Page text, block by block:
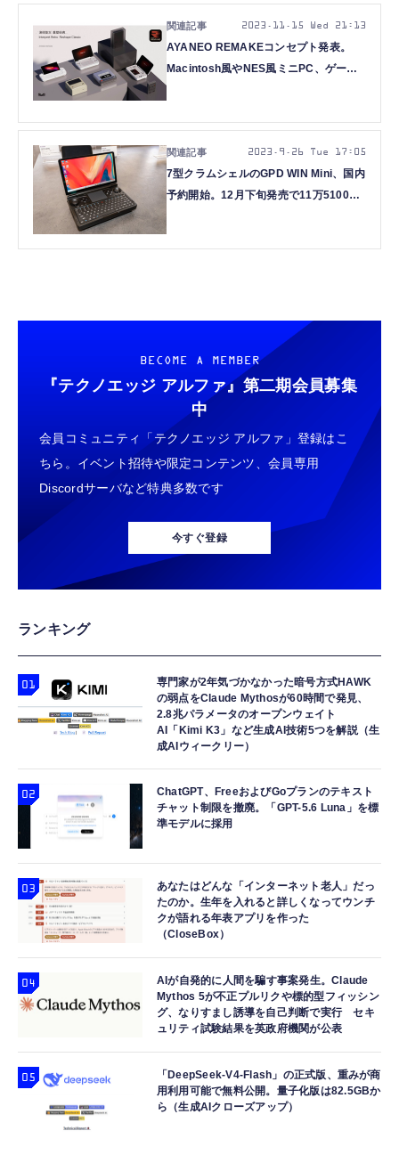
AYANEO REMAKEコンセプト発表。
Macintosh風やNES風ミニPC、ゲーム
2023.11.15 Wed 21:13
7型クラムシェルのGPD WIN Mini、国内
予約開始。12月下旬発売で11万5100円
2023.9.26 Tue 17:05
BECOME A MEMBER
『テクノエッジ アルファ』 第二期会員募集
中
会員コミュニティ「テクノエッジ アルファ」登録はこ
ちら。イベント招待や限定コンテンツ、会員専用
Discordサーバなど特典多数です
今すぐ登録
ランキング
専門家が2年気づかなかった暗号方式HAWK
の弱点をClaude Mythosが60時間で発見、
2.8兆パラメータのオープンウェイト
AI「Kimi K3」など生成AI技術5つを解説（生
成AIウィークリー）
ChatGPT、FreeおよびGoプランのテキスト
チャット制限を撤廃。「GPT-5.6 Luna」を標
準モデルに採用
あなたはどんな「インターネット老人」だっ
たのか。生年を入れると詳しくなってウンチ
クが語れる年表アプリを作った
（CloseBox）
AIが自発的に人間を騙す事案発生。Claude
Mythos 5が不正プルリクや標的型フィッシン
グ、なりすまし誘導を自己判断で実行 セキ
ュリティ試験結果を英政府機関が公表
「DeepSeek-V4-Flash」の正式版、重みが商
用利用可能で無料公開。量子化版は82.5GBか
ら（生成AIクローズアップ）